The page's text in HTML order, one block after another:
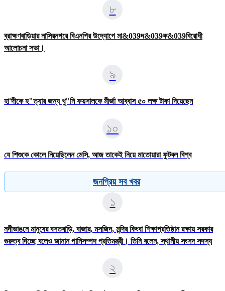
৮
ব্রাহ্মণবাড়িয়ার নাসিরনগরে বিএনপির উদ্যােগে মা&039দ&039ক&039বিরোধী
আলোচনা সভা।
৯
হা'দীকে হ"ত্যার জন্য খু"নি ফয়সালকে মীর্জা আব্বাস ৫০ লক্ষ টাকা দিয়েছেন
১০
যে শিশুকে কোলে নিয়েছিলেন মেসি, আজ তাকেই নিয়ে মাতোয়ারা ফুটবল বিশ্ব
জনপ্রিয় সব খবর
১
নদীভাঙনে মানুষের বসতবাড়ি, বাজার, মসজিদ, মন্দির কিংবা শিক্ষাপ্রতিষ্ঠান রক্ষায় সরকার
গুরুত্ব দিচ্ছে বলেও জানান পানিসম্পদ প্রতিমন্ত্রী। তিনি বলেন, স্থানীয় সংসদ সদস্য
২